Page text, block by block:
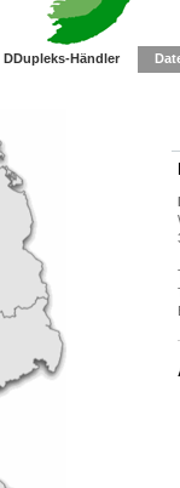
DDupleks-Händler